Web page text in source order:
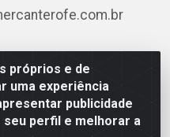
próprios e de
uma experiência
publicidade
perfil e melhorar a
Ribeiro de Luna, 3777 -
PB - CEP 58081-400 -
0001-85